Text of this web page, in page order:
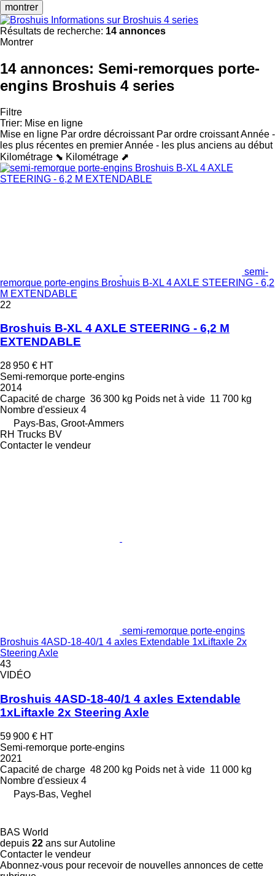
montrer
Informations sur Broshuis 4 series
Résultats de recherche: 14 annonces
Montrer
14 annonces: Semi-remorques porte-
engins Broshuis 4 series
Filtre
Trier: Mise en ligne
Mise en ligne Par ordre décroissant Par ordre croissantAnnée -
les plus récentes en premierAnnée - les plus anciens au début
Kilométrage ⬊ Kilométrage ⬈
semi-
remorque porte-engins Broshuis B-XL 4 AXLE STEERING - 6,2
M EXTENDABLE
22
Broshuis B-XL 4 AXLE STEERING - 6,2 M
EXTENDABLE
28 950 € HT
Semi-remorque porte-engins
2014
Capacité de charge 36 300 kg Poids net à vide 11 700 kg
Nombre d'essieux 4
Pays-Bas, Groot-Ammers
RH Trucks BV
Contacter le vendeur
semi-remorque porte-engins
Broshuis 4ASD-18-40/1 4 axles Extendable 1xLiftaxle 2x
Steering Axle
43
VIDÉO
Broshuis 4ASD-18-40/1 4 axles Extendable
1xLiftaxle 2x Steering Axle
59 900 € HT
Semi-remorque porte-engins
2021
Capacité de charge 48 200 kg Poids net à vide 11 000 kg
Nombre d'essieux 4
Pays-Bas, Veghel
BAS World
depuis 22 ans sur Autoline
Contacter le vendeur
Abonnez-vous pour recevoir de nouvelles annonces de cette